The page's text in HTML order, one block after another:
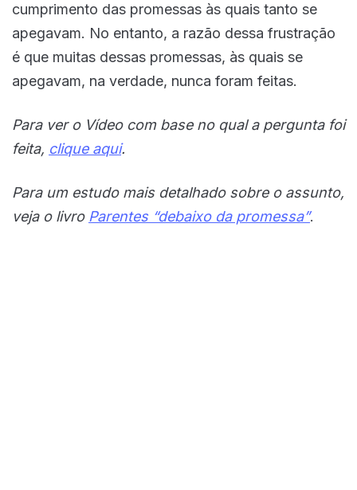
cumprimento das promessas às quais tanto se
apegavam. No entanto, a razão dessa frustração
é que muitas dessas promessas, às quais se
apegavam, na verdade, nunca foram feitas.
Para ver o Vídeo com base no qual a pergunta foi
feita, clique aqui.
Para um estudo mais detalhado sobre o assunto,
veja o livro Parentes “debaixo da promessa”.